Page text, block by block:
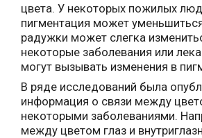
цвета. У некоторых пожилых
пигментация может
радужки может слегка
некоторые заболевания или
могут вызывать изменения в
В ряде исследований была
информация о связи между
некоторыми заболеваниями.
между цветом глаз и